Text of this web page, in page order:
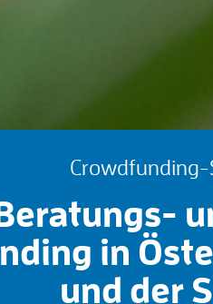
Crowdfunding-
in
und der